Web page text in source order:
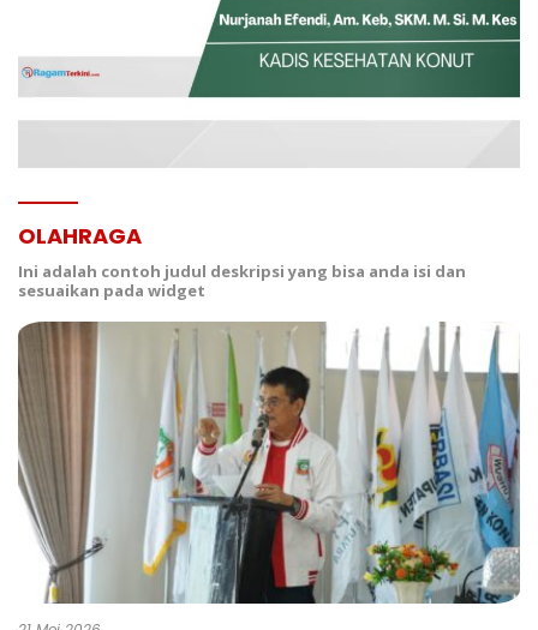
OLAHRAGA
Ini adalah contoh judul deskripsi yang bisa anda isi dan
sesuaikan pada widget